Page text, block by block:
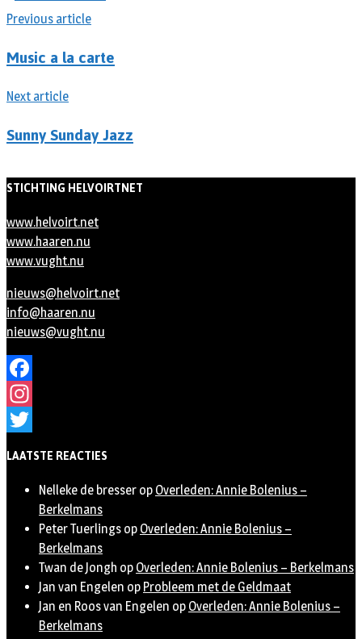
Previous article
Music a la carte
Next article
Sunny Sunday Jazz
STICHTING HELVOIRTNET
www.helvoirt.net
www.haaren.nu
www.vught.nu
nieuws@helvoirt.net
info@haaren.nu
nieuws@vught.nu
Facebook
Instagram
LAATSTE REACTIES
Nelleke de bresser op Overleden: Annie Bolenius –
Berkelmans
Peter Tuerlings op Overleden: Annie Bolenius –
Berkelmans
Twan de Jongh op Overleden: Annie Bolenius – Berkelmans
Jan van Engelen op Probleem met de Geldmaat
Jan en Roos van Engelen op Overleden: Annie Bolenius –
Berkelmans